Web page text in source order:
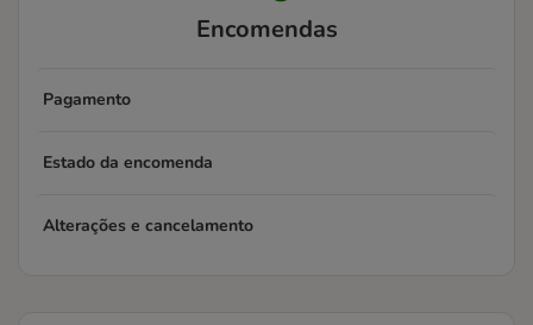
Encomendas
Pagamento
Estado da encomenda
Alterações e cancelamento